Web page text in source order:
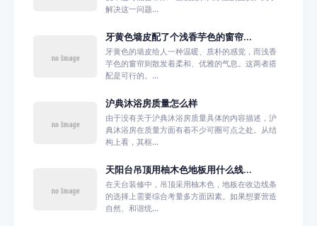
解决这一问题...
牙黄色墙皮配了个浅香芋色的窗帘...
牙黄色的墙皮给人一种温暖、质朴的感觉，而浅香
芋色的窗帘则散发着柔和、优雅的气息。这两者搭
配是可行的。...
沪典沐浴房质量怎么样
由于没有关于沪典沐浴房质量具体的内容描述，沪
典沐浴房在质量方面有着不少可圈可点之处。从结
构上看，其框...
天阳台吊顶用柚木色地板用什么线...
在天台装修中，吊顶采用柚木色，地板在收边线条
的选择上需要综合考量多方面因素。如果想要营造
自然、和谐统...